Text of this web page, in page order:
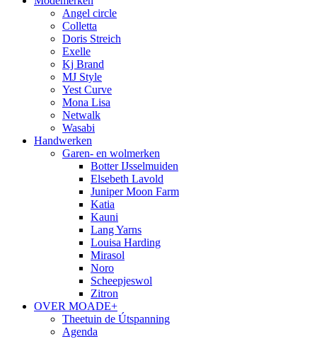
Angel circle
Colletta
Doris Streich
Exelle
Kj Brand
MJ Style
Yest Curve
Mona Lisa
Netwalk
Wasabi
Handwerken
Garen- en wolmerken
Botter IJsselmuiden
Elsebeth Lavold
Juniper Moon Farm
Katia
Kauni
Lang Yarns
Louisa Harding
Mirasol
Noro
Scheepjeswol
Zitron
OVER MOADE+
Theetuin de Útspanning
Agenda